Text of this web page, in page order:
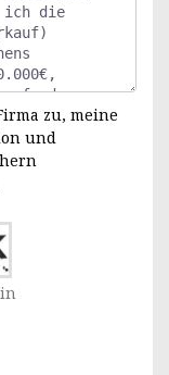
zu, meine
und